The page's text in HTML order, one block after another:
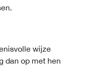
wijze
dan op met hen